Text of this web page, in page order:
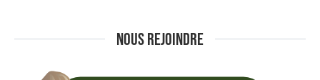
NOUS REJOINDRE